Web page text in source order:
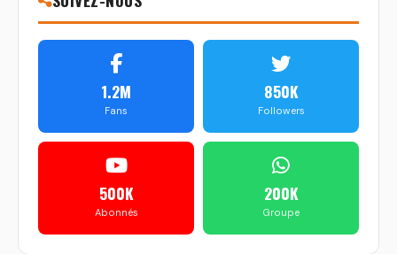
1.2M
Fans
850K
Followers
500K
Abonnés
200K
Groupe